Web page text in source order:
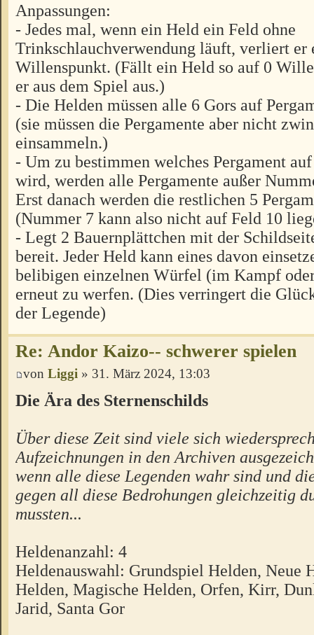
Anpassungen:
- Jedes mal, wenn ein Held ein Feld ohne
Trinkschlauchverwendung läuft, verliert er
Willenspunkt. (Fällt ein Held so auf 0
er aus dem Spiel aus.)
- Die Helden müssen alle 6 Gors auf
(sie müssen die Pergamente aber nicht
einsammeln.)
- Um zu bestimmen welches Pergament
wird, werden alle Pergamente außer
Erst danach werden die restlichen 5
(Nummer 7 kann also nicht auf Feld 10
- Legt 2 Bauernplättchen mit der
bereit. Jeder Held kann eines davon
belibigen einzelnen Würfel (im Kampf
erneut zu werfen. (Dies verringert die
der Legende)
Re: Andor Kaizo-- schwerer spielen
von Liggi » 31. März 2024, 13:03
Die Ära des Sternenschilds
Über diese Zeit sind viele sich
Aufzeichnungen in den Archiven
wenn alle diese Legenden wahr sind und
gegen all diese Bedrohungen gleichzeitig
mussten...
Heldenanzahl: 4
Heldenauswahl: Grundspiel Helden, Neue
Helden, Magische Helden, Orfen, Kirr,
Jarid, Santa Gor